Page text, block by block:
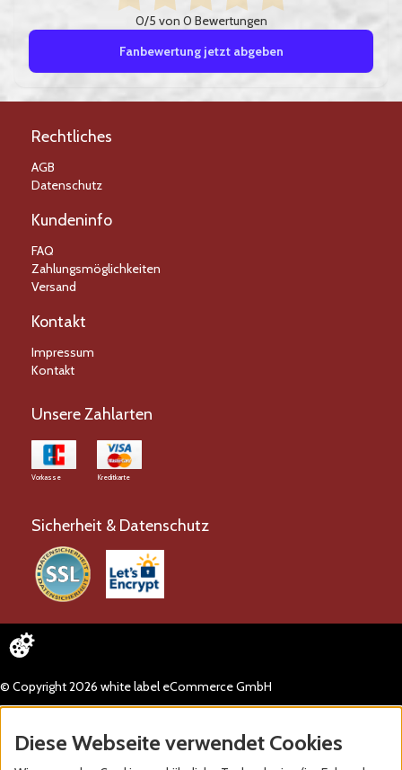
0/5 von 0 Bewertungen
Fanbewertung jetzt abgeben
Rechtliches
AGB
Datenschutz
Kundeninfo
FAQ
Zahlungsmöglichkeiten
Versand
Kontakt
Impressum
Kontakt
Unsere Zahlarten
Vorkasse Kreditkarte
Sicherheit & Datenschutz
© Copyright 2026 white label eCommerce GmbH
Diese Webseite verwendet Cookies